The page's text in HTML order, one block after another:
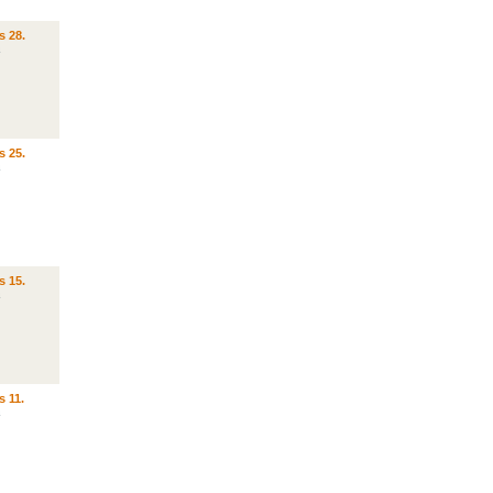
28.
25.
15.
11.